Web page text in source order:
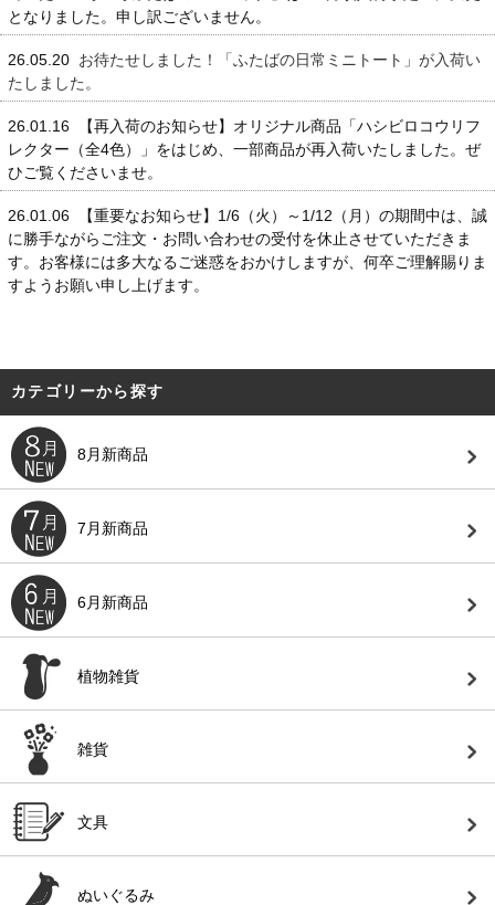
となりました。申し訳ございません。
26.05.20 お待たせしました！「ふたばの日常ミニトート」が入荷い
たしました。
26.01.16 【再入荷のお知らせ】オリジナル商品「ハシビロコウリフ
レクター（全4色）」をはじめ、一部商品が再入荷いたしました。ぜ
ひご覧くださいませ。
26.01.06 【重要なお知らせ】1/6（火）～1/12（月）の期間中は、誠
に勝手ながらご注文・お問い合わせの受付を休止させていただきま
す。お客様には多大なるご迷惑をおかけしますが、何卒ご理解賜りま
すようお願い申し上げます。
カテゴリーから探す
8月新商品
7月新商品
6月新商品
植物雑貨
雑貨
文具
ぬいぐるみ